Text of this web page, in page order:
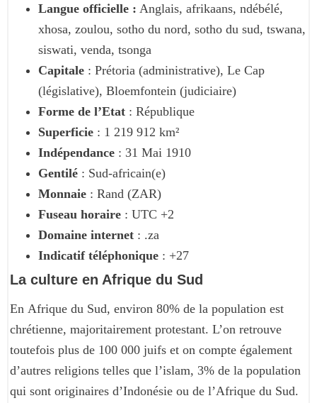
Langue officielle : Anglais, afrikaans, ndébélé,
xhosa, zoulou, sotho du nord, sotho du sud, tswana,
siswati, venda, tsonga
Capitale : Prétoria (administrative), Le Cap
(législative), Bloemfontein (judiciaire)
Forme de l’Etat : République
Superficie : 1 219 912 km²
Indépendance : 31 Mai 1910
Gentilé : Sud-africain(e)
Monnaie : Rand (ZAR)
Fuseau horaire : UTC +2
Domaine internet : .za
Indicatif téléphonique : +27
La culture en Afrique du Sud
En Afrique du Sud, environ 80% de la population est
chrétienne, majoritairement protestant. L’on retrouve
toutefois plus de 100 000 juifs et on compte également
d’autres religions telles que l’islam, 3% de la population
qui sont originaires d’Indonésie ou de l’Afrique du Sud.